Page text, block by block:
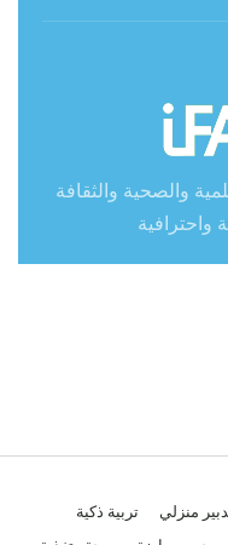
والصحية والثقافة
واحترافية
منزلي
تربية ذكية